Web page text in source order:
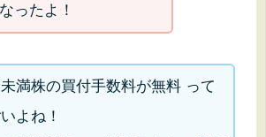
ったよ！
満株の買付手数料が無料 って
よね！